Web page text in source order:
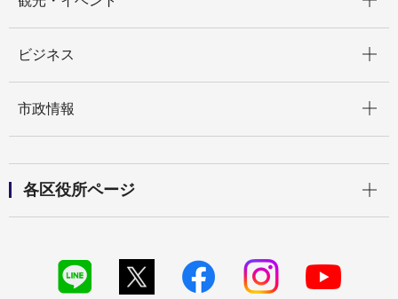
ビジネス
市政情報
各区役所ページ